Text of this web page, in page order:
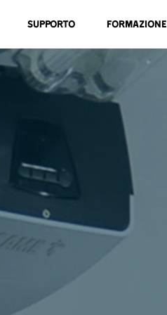
Supporto Formazione